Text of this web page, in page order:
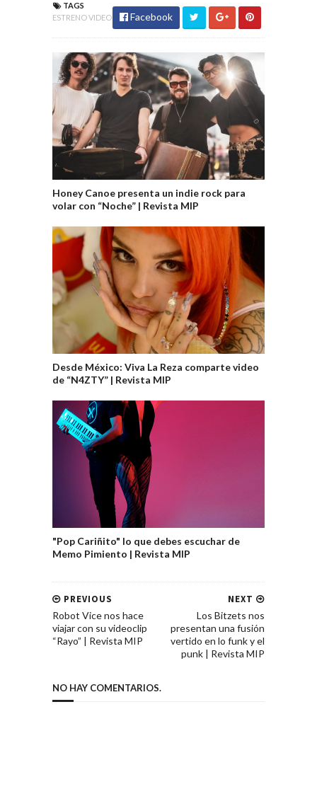
TAGS
ESTRENO VIDEO
Facebook
Honey Canoe presenta un indie rock para
volar con “Noche” | Revista MIP
Desde México: Viva La Reza comparte video
de “N4ZTY” | Revista MIP
"Pop Cariñito" lo que debes escuchar de
Memo Pimiento | Revista MIP
NEXT
Los Bitzets nos
presentan una fusión
vertido en lo funk y el
punk | Revista MIP
PREVIOUS
Robot Vice nos hace
viajar con su videoclip
“Rayo” | Revista MIP
NO HAY COMENTARIOS.